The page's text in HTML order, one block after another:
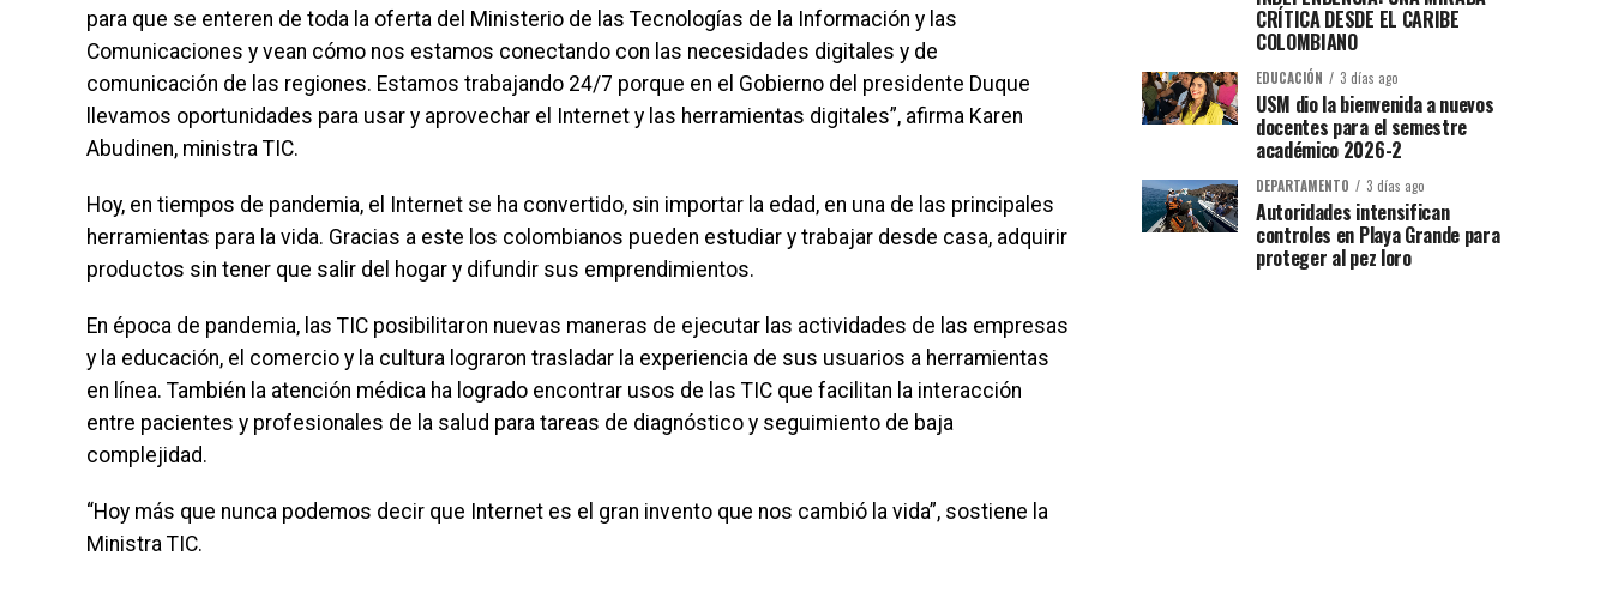
para que se enteren de toda la oferta del Ministerio de las Tecnologías de la Información y las
Comunicaciones y vean cómo nos estamos conectando con las necesidades digitales y de
comunicación de las regiones. Estamos trabajando 24/7 porque en el Gobierno del presidente Duque
llevamos oportunidades para usar y aprovechar el Internet y las herramientas digitales”, afirma Karen
Abudinen, ministra TIC.
Hoy, en tiempos de pandemia, el Internet se ha convertido, sin importar la edad, en una de las principales
herramientas para la vida. Gracias a este los colombianos pueden estudiar y trabajar desde casa, adquirir
productos sin tener que salir del hogar y difundir sus emprendimientos.
En época de pandemia, las TIC posibilitaron nuevas maneras de ejecutar las actividades de las empresas
y la educación, el comercio y la cultura lograron trasladar la experiencia de sus usuarios a herramientas
en línea. También la atención médica ha logrado encontrar usos de las TIC que facilitan la interacción
entre pacientes y profesionales de la salud para tareas de diagnóstico y seguimiento de baja
complejidad.
“Hoy más que nunca podemos decir que Internet es el gran invento que nos cambió la vida”, sostiene la
Ministra TIC.
CRÍTICA DESDE EL CARIBE
COLOMBIANO
EDUCACIÓN 3 días ago
USM dio la bienvenida a nuevos
docentes para el semestre
académico 2026-2
DEPARTAMENTO 3 días ago
Autoridades intensifican
controles en Playa Grande para
proteger al pez loro